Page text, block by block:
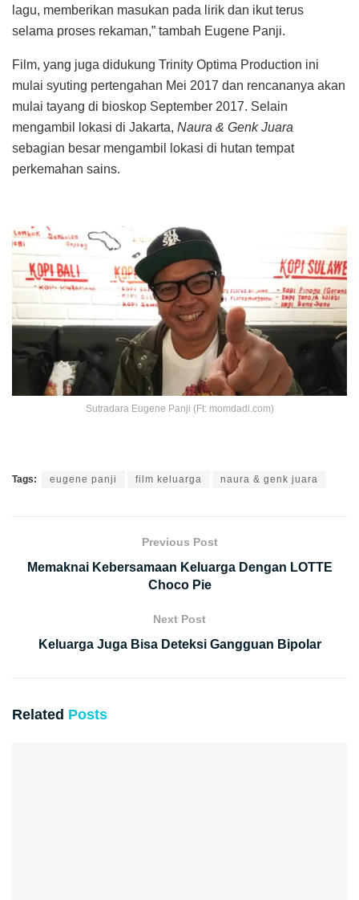
lagu, memberikan masukan pada lirik dan ikut terus
selama proses rekaman,” tambah Eugene Panji.
Film, yang juga didukung Trinity Optima Production ini
mulai syuting pertengahan Mei 2017 dan rencananya akan
mulai tayang di bioskop September 2017. Selain
mengambil lokasi di Jakarta, Naura & Genk Juara
sebagian besar mengambil lokasi di hutan tempat
perkemahan sains.
Sutradara Eugene Panji (Ft: momdadi.com)
Tags: eugene panji film keluarga naura & genk juara
Previous Post
Memaknai Kebersamaan Keluarga Dengan LOTTE
Choco Pie
Next Post
Keluarga Juga Bisa Deteksi Gangguan Bipolar
Related Posts